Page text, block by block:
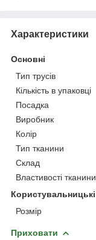
Характеристики
Основні
Тип трусів
Кількість в упаковці
Посадка
Виробник
Колір
Тип тканини
Склад
Властивості тканини
Розмір
Приховати